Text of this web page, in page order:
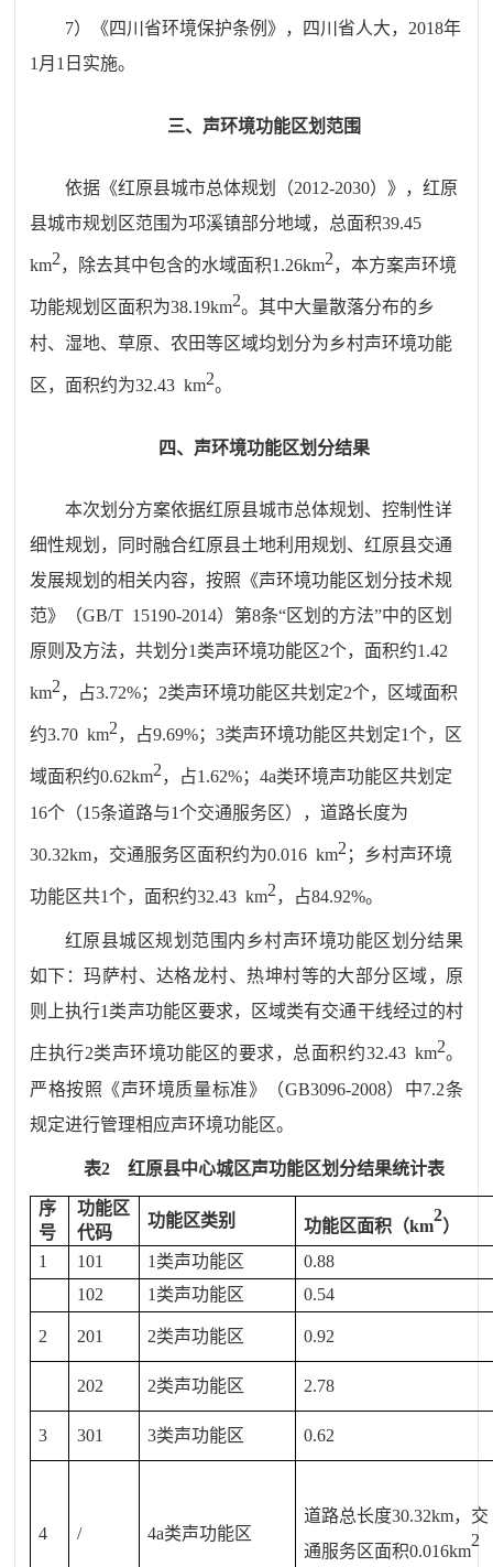
7）《四川省环境保护条例》，四川省人大， 2018年
1 月 1 日实施。
三、 声环境功能区划范围
依据《红原县城市总体规划（2012-2030）》，红原
县城市规划区范围 为邛溪镇部分地域，总面积39.45
km2， 除去其中包含的水域面积1.26km2，本方案声环境
功能规划区面积为38.19km2。其中大量散落分布的乡
村、 湿地、草原、农田等区域均划分为乡村声环境功能
区，面积约为32.43 km2。
四、 声环境功能区划分结果
本次划分方案依据红原县城市总体规划 、控制性详
细性规划，同时融合红原县土地利用规划、红原县交通
发展规划的相关内容，按照 《声环境功能区划分技术规
范》（GB/T 15190-2014）第8条“区划的方法”中的 区划
原则及方法，共划分1 类声环境功能区2个，面积约1.42
km2，占3.72%； 2类声环境功能区共划定2个，区域面积
约3.70 km2，占9.69%；3类声环境功能区共划定1个，区
域面积约0.62km2，占1.62%；4a类环境声功能区共划定
16个（15条道路与1个交通服务区），道路长度为
30.32km，交通服务区面积约为0.016 km2 ；乡村声环境
功能区共1个，面积约32.43 km2，占84.92%。
红原县城区规划范围内乡村声环境功能区划分结果
如下：玛萨村、达格龙村、热坤村等的大部分区域，原
则上执行1类声功能区要求，区域类有交通干线经过的村
庄执行2类声环境功能区的要求，总面积约32.43km2。
严格按照《声环境质量标准》（GB3096-2008）中7.2条
规定进行管理相应声环境功能区。
表2 红原县中心城区声功能区划分结果统计表
序
号
功能区
代码
功能区类别 功能区面积（km
2
）
1
101 1 类声功能区
0.88
102
1 类声功能区 0.54
2 201 2类声功能区 0.92
202 2类声功能区 2.78
3 301 3类声功能区 0.62
4 / 4a类声功能区
道路总长度30.32km，交
通服务区面积0.016km
2